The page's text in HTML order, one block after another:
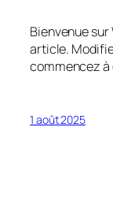
Bienvenue
article.
commencez à
1 août 2025